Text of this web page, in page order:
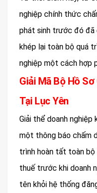
nghiệp chính thức
phát sinh trước đó
khép lại toàn bộ quá
nghiệp một cách hợp
Giải Mã Bộ Hồ
Tại Lục Yên
Giải thể doanh
một thông báo chấm
trình hoàn tất toàn bộ
thuế trước khi doanh
tên khỏi hệ thống